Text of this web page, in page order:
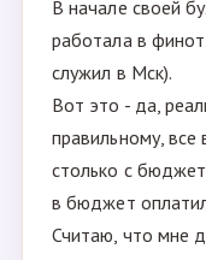
В начале своей
работала в
служил в Мск).
Вот это - да,
правильному, все
столько с
в бюджет
Считаю, что мне